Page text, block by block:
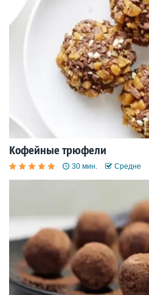
Кофейные трюфели
30 мин. Средне